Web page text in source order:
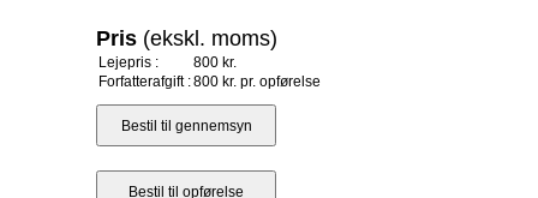
Pris (ekskl. moms)
Lejepris :
800 kr.
Forfatterafgift :800 kr. pr. opførelse